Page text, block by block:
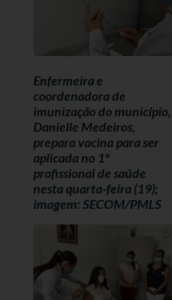
Enfermeira e
coordenadora de
imunização do município,
Danielle Medeiros,
prepara vacina para ser
aplicada no 1º
profissional de saúde
nesta quarta-feira (19);
imagem: SECOM/PMLS